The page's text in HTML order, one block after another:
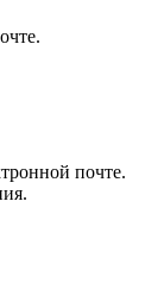
почте.